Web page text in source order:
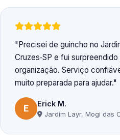
Precisei de guincho no
Cruzes‑SP e fui
organização. Serviço
muito preparada para ajudar.
E Erick M.
Jardim Layr, Mogi das